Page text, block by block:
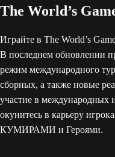
The World’s
Играйте в The World’s
В последнем обновлении
режим международного
сборных, а также новые
участие в международных
окунитесь в карьеру
КУМИРАМИ и Героями.